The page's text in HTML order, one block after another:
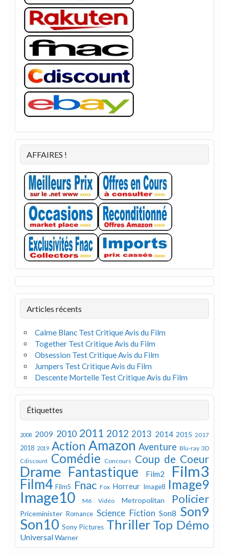
AFFAIRES !
Articles récents
Calme Blanc Test Critique Avis du Film
Together Test Critique Avis du Film
Obsession Test Critique Avis du Film
Jumpers Test Critique Avis du Film
Descente Mortelle Test Critique Avis du Film
Étiquettes
2008 2009 2010 2011 2012 2013 2014 2015 2017
2018 2019 Action Amazon Aventure Blu-ray 3D
Cdiscount Comédie Concours Coup de Coeur
Drame Fantastique Film2 Film3
Film4 Film5 Fnac Fox Horreur Image8 Image9
Image10 M6 Vidéo Metropolitan Policier
Priceminister Romance Science Fiction Son8 Son9
Son10 Sony Pictures Thriller Top Démo
UniversalWarner